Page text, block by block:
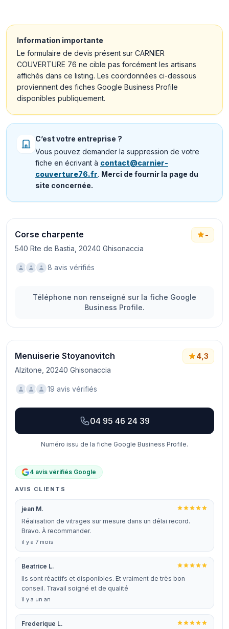
Information importante
Le formulaire de devis présent sur CARNIER
COUVERTURE 76 ne cible pas forcément les artisans
affichés dans ce listing. Les coordonnées ci-dessous
proviennent des fiches Google Business Profile
disponibles publiquement.
C’est votre entreprise ?
Vous pouvez demander la suppression de votre
fiche en écrivant à contact@carnier-
couverture76.fr. Merci de fournir la page du
site concernée.
Corse charpente
540 Rte de Bastia, 20240 Ghisonaccia
-
8 avis vérifiés
Téléphone non renseigné sur la fiche Google
Business Profile.
Menuiserie Stoyanovitch
Alzitone, 20240 Ghisonaccia
4,3
19 avis vérifiés
04 95 46 24 39
Numéro issu de la fiche Google Business Profile.
4 avis vérifiés Google
AVIS CLIENTS
jean M.
Réalisation de vitrages sur mesure dans un délai record.
Bravo. À recommander.
il y a 7 mois
Beatrice L.
Ils sont réactifs et disponibles. Et vraiment de très bon
conseil. Travail soigné et de qualité
il y a un an
Frederique L.